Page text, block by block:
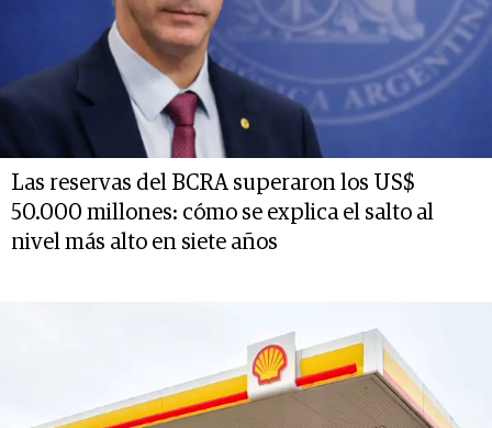
Las reservas del BCRA superaron los US$
50.000 millones: cómo se explica el salto al
nivel más alto en siete años